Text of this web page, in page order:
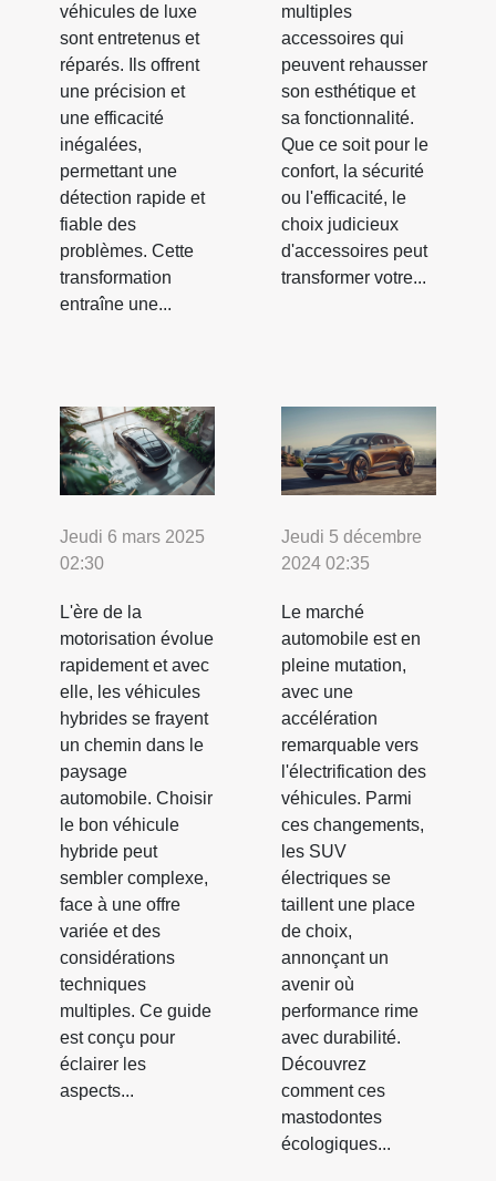
véhicules de luxe
sont entretenus et
réparés. Ils offrent
une précision et
une efficacité
inégalées,
permettant une
détection rapide et
fiable des
problèmes. Cette
transformation
entraîne une...
multiples
accessoires qui
peuvent rehausser
son esthétique et
sa fonctionnalité.
Que ce soit pour le
confort, la sécurité
ou l'efficacité, le
choix judicieux
d'accessoires peut
transformer votre...
Jeudi 6 mars 2025
02:30
L'ère de la
motorisation évolue
rapidement et avec
elle, les véhicules
hybrides se frayent
un chemin dans le
paysage
automobile. Choisir
le bon véhicule
hybride peut
sembler complexe,
face à une offre
variée et des
considérations
techniques
multiples. Ce guide
est conçu pour
éclairer les
aspects...
Jeudi 5 décembre
2024 02:35
Le marché
automobile est en
pleine mutation,
avec une
accélération
remarquable vers
l'électrification des
véhicules. Parmi
ces changements,
les SUV
électriques se
taillent une place
de choix,
annonçant un
avenir où
performance rime
avec durabilité.
Découvrez
comment ces
mastodontes
écologiques...